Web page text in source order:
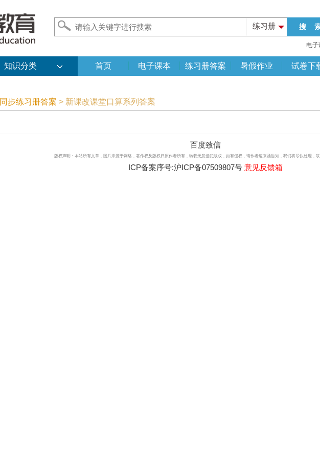
练习册
电子
知识分类 首页 电子课本 练习册答案 暑假作业 试卷下
同步练习册答案 > 新课改课堂口算系列答案
百度致信
版权声明：本站所有文章，图片来源于网络，著作权及版权归原作者所有，转载无意侵犯版权，如有侵权，请作者速来函告知，我们将尽快处理，联
ICP备案序号:沪ICP备07509807号 意见反馈箱